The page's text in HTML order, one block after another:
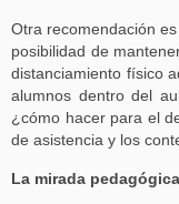
Otra recomendación
posibilidad de
distanciamiento físico
alumnos dentro del
¿cómo hacer para el
de asistencia y los
La mirada